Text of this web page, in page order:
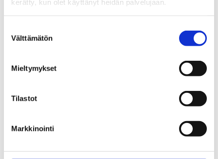
kerätty, kun olet käyttänyt heidän palvelujaan.
valinta
Välttämätön
Mieltymykset
Tilastot
Markkinointi
99,90€